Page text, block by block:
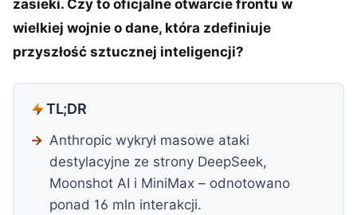
zasieki. Czy to oficjalne otwarcie frontu w
wielkiej wojnie o dane, która zdefiniuje
przyszłość sztucznej inteligencji?
TL;DR
Anthropic wykrył masowe ataki
destylacyjne ze strony DeepSeek,
Moonshot AI i MiniMax – odnotowano
ponad 16 mln interakcji.